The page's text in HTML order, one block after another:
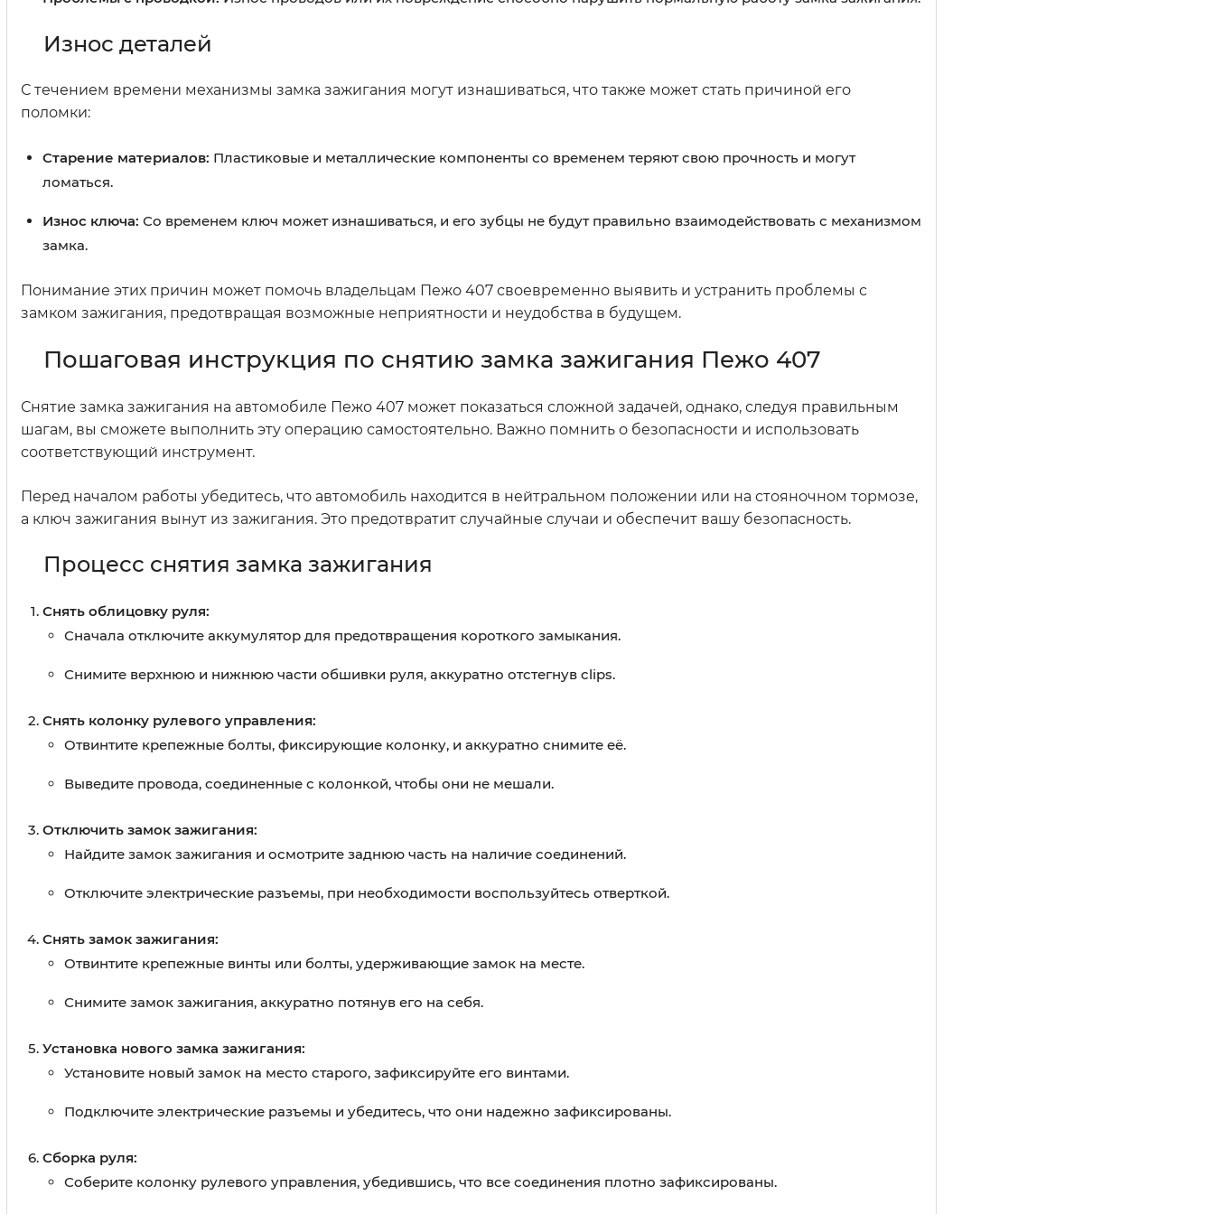
Износ деталей
С течением времени механизмы замка зажигания могут изнашиваться, что также может стать причиной его
поломки:
Старение материалов: Пластиковые и металлические компоненты со временем теряют свою прочность и могут
ломаться.
Износ ключа: Со временем ключ может изнашиваться, и его зубцы не будут правильно взаимодействовать с механизмом
замка.
Понимание этих причин может помочь владельцам Пежо 407 своевременно выявить и устранить проблемы с
замком зажигания, предотвращая возможные неприятности и неудобства в будущем.
Пошаговая инструкция по снятию замка зажигания Пежо 407
Снятие замка зажигания на автомобиле Пежо 407 может показаться сложной задачей, однако, следуя правильным
шагам, вы сможете выполнить эту операцию самостоятельно. Важно помнить о безопасности и использовать
соответствующий инструмент.
Перед началом работы убедитесь, что автомобиль находится в нейтральном положении или на стояночном тормозе,
а ключ зажигания вынут из зажигания. Это предотвратит случайные случаи и обеспечит вашу безопасность.
Процесс снятия замка зажигания
Снять облицовку руля:
Сначала отключите аккумулятор для предотвращения короткого замыкания.
Снимите верхнюю и нижнюю части обшивки руля, аккуратно отстегнув clips.
Снять колонку рулевого управления:
Отвинтите крепежные болты, фиксирующие колонку, и аккуратно снимите её.
Выведите провода, соединенные с колонкой, чтобы они не мешали.
Отключить замок зажигания:
Найдите замок зажигания и осмотрите заднюю часть на наличие соединений.
Отключите электрические разъемы, при необходимости воспользуйтесь отверткой.
Снять замок зажигания:
Отвинтите крепежные винты или болты, удерживающие замок на месте.
Снимите замок зажигания, аккуратно потянув его на себя.
Установка нового замка зажигания:
Установите новый замок на место старого, зафиксируйте его винтами.
Подключите электрические разъемы и убедитесь, что они надежно зафиксированы.
Сборка руля:
Соберите колонку рулевого управления, убедившись, что все соединения плотно зафиксированы.